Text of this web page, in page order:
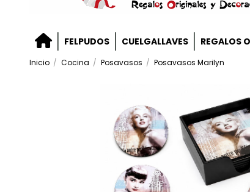
FELPUDOS CUELGALLAVES REGALOS
Inicio Cocina Posavasos Posavasos Marilyn